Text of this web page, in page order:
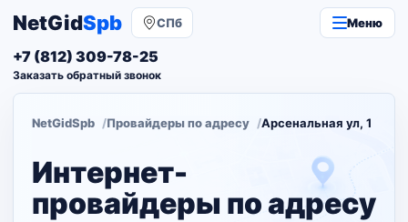
NetGidSpb СПб Меню
+7 (812) 309-78-25
Заказать обратный звонок
NetGidSpb Провайдеры по адресу Арсенальная ул, 1
Интернет-
провайдеры по адресу